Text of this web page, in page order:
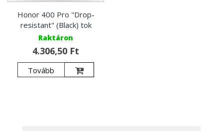
Honor 400 Pro "Drop-
resistant" (Black) tok
Raktáron
4.306,50 Ft
Tovább